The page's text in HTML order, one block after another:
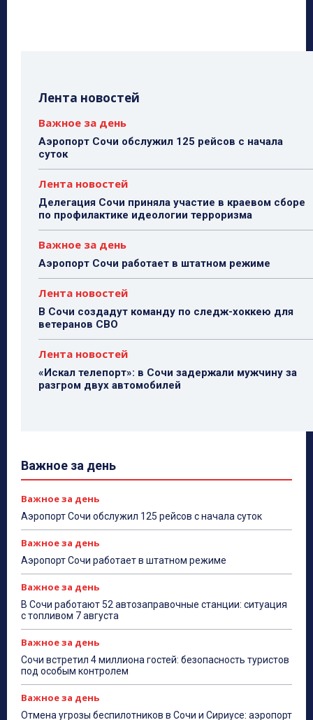
Лента новостей
Важное за день
Аэропорт Сочи обслужил 125 рейсов с начала
суток
Лента новостей
Делегация Сочи приняла участие в краевом сборе
по профилактике идеологии терроризма
Важное за день
Аэропорт Сочи работает в штатном режиме
Лента новостей
В Сочи создадут команду по следж-хоккею для
ветеранов СВО
Лента новостей
«Искал телепорт»: в Сочи задержали мужчину за
разгром двух автомобилей
Важное за день
Важное за день
Аэропорт Сочи обслужил 125 рейсов с начала суток
Важное за день
Аэропорт Сочи работает в штатном режиме
Важное за день
В Сочи работают 52 автозаправочные станции: ситуация
с топливом 7 августа
Важное за день
Сочи встретил 4 миллиона гостей: безопасность туристов
под особым контролем
Важное за день
Отмена угрозы беспилотников в Сочи и Сириусе: аэропорт